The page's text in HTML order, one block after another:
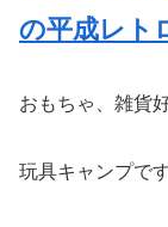
の平成レト
おもちゃ、雑貨
玩具キャンプで